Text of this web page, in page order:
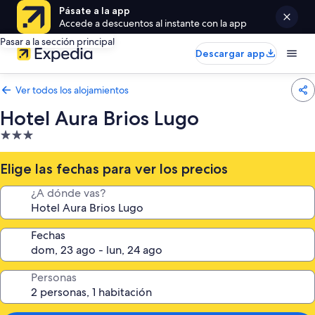
Pásate a la app
Accede a descuentos al instante con la app
Pasar a la sección principal
Descargar app
Ver todos los alojamientos
Hotel Aura Brios Lugo
Alojamiento
de
3.0 estrellas
Elige las fechas para ver los precios
¿A dónde vas?
Fechas
Personas